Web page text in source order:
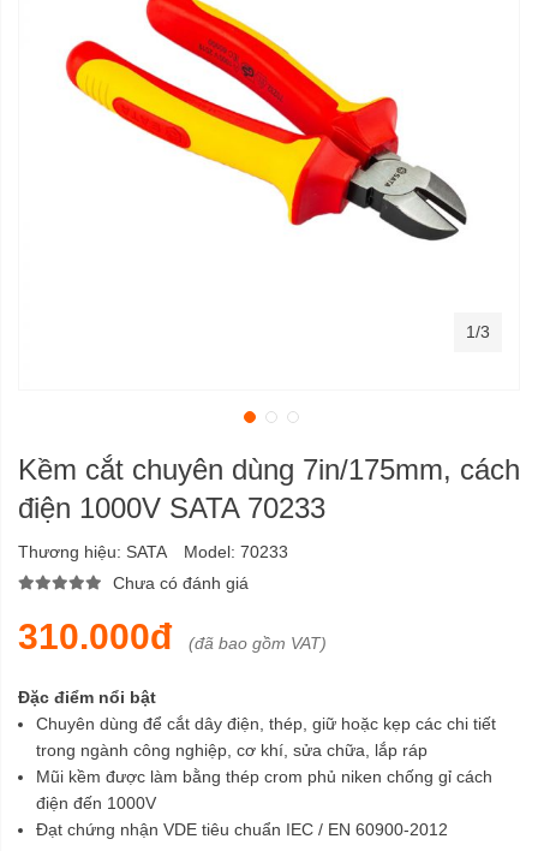
Kềm cắt chuyên dùng 7in/175mm, cách
điện 1000V SATA 70233
Thương hiệu: SATA Model: 70233
Chưa có đánh giá
310.000đ (đã bao gồm VAT)
Đặc điểm nổi bật
Chuyên dùng để cắt dây điện, thép, giữ hoặc kẹp các chi tiết
trong ngành công nghiệp, cơ khí, sửa chữa, lắp ráp
Mũi kềm được làm bằng thép crom phủ niken chống gỉ cách
điện đến 1000V
Đạt chứng nhận VDE tiêu chuẩn IEC / EN 60900-2012
1/3